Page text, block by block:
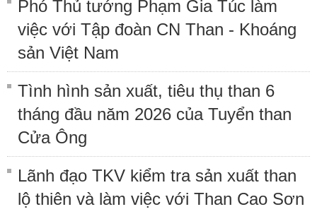
Phó Thủ tướng Phạm Gia Túc làm
việc với Tập đoàn CN Than - Khoáng
sản Việt Nam
Tình hình sản xuất, tiêu thụ than 6
tháng đầu năm 2026 của Tuyển than
Cửa Ông
Lãnh đạo TKV kiểm tra sản xuất than
lộ thiên và làm việc với Than Cao Sơn